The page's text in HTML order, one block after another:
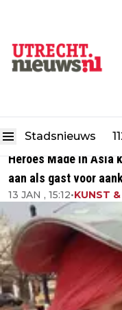
Stadsnieuws
Heroes Made in Asia
aan als gast voor
13 JAN , 15:12•KUNST